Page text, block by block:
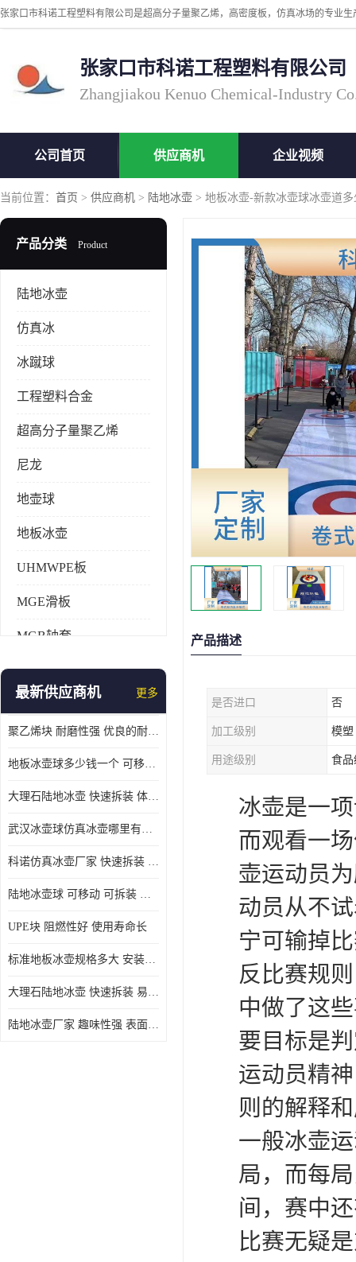
张家口市科诺工程塑料有限公司
Zhangjiakou Kenuo Chemical-Industry
公司首页 供应商机 企业视频
当前位置： 首页 > 供应商机 > 陆地冰壶 > 地板冰壶-新款冰壶球冰壶道多
产品分类 Product
陆地冰壶
仿真冰
冰蹴球
工程塑料合金
超高分子量聚乙烯
尼龙
地壶球
地板冰壶
UHMWPE板
MGE滑板
MGB轴套
旱地冰壶
MGA滑板滑块
MGE滑板滑块
最新供应商机 更多
聚乙烯块 耐磨性强 优良的耐低温
地板冰壶球多少钱一个 可移动 可拆装 滑行阻力小
大理石陆地冰壶 快速拆装 体积小 重量轻
武汉冰壶球仿真冰壶哪里有卖 趣味性强 体积小 重量轻
科诺仿真冰壶厂家 快速拆装 不受季节影响
陆地冰壶球 可移动 可拆装 表面具有自润滑功能
UPE块 阻燃性好 使用寿命长
标准地板冰壶规格多大 安装简单 方便携带和存储
大理石陆地冰壶 快速拆装 易于学习和掌握
陆地冰壶厂家 趣味性强 表面具有自润滑功能
产品描述
是否进口 否
加工级别 模塑
用途级别 食品
冰壶是一
而观看一
壶运动员
动员从不
宁可输掉
反比赛规
中做了这
要目标是
运动员精
则的解释
一般冰壶
局，而每
间，赛中
比赛无疑